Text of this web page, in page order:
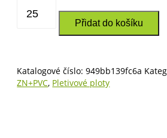
poplastované,
125cm,
role
Přidat do košíku
Katalogové číslo:949bb139fc6a
ZN+PVC, Pletivové ploty